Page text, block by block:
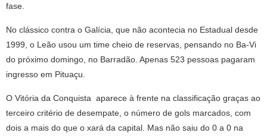
fase.
No clássico contra o Galícia, que não acontecia no Estadual desde
1999, o Leão usou um time cheio de reservas, pensando no Ba-Vi
do próximo domingo, no Barradão. Apenas 523 pessoas pagaram
ingresso em Pituaçu.
O Vitória da Conquista aparece à frente na classificação graças ao
terceiro critério de desempate, o número de gols marcados, com
dois a mais do que o xará da capital. Mas não saiu do 0 a 0 na